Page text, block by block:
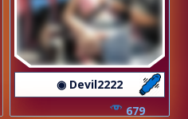
◉ Devil2222
679